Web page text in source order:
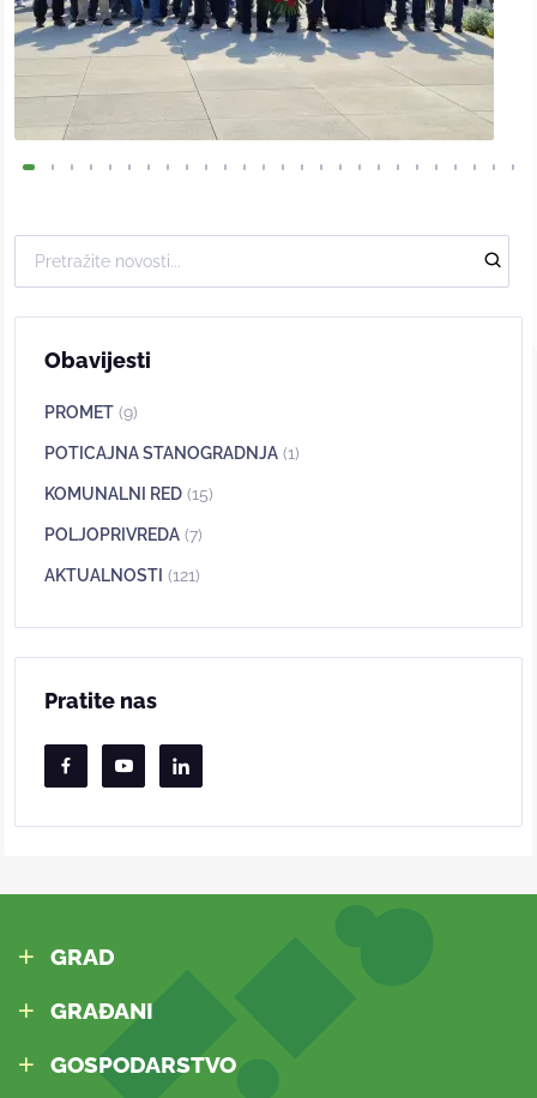
Obavijesti
PROMET (9)
POTICAJNA STANOGRADNJA (1)
KOMUNALNI RED (15)
POLJOPRIVREDA (7)
AKTUALNOSTI (121)
Pratite nas
GRAD
GRAĐANI
GOSPODARSTVO